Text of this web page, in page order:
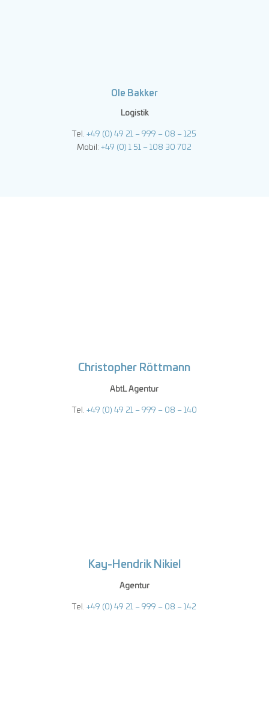
Ole Bakker
Logistik
Tel.+49 (0) 49 21 – 999 – 08 – 125
Mobil:+49 (0) 1 51 – 108 30 702
Christopher Röttmann
AbtLAgentur
Tel. +49 (0) 49 21 – 999 – 08 – 140
Kay-Hendrik Nikiel
Agentur
Tel.+49 (0) 49 21 – 999 – 08 – 142